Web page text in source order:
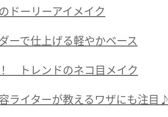
ドーリーアイメイク
で仕上げる軽やかベース
トレンドのネコ目メイク
ライターが教えるワザにも注目♪